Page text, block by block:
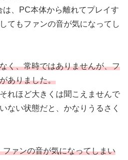
、PC本体から離れてプレイす
てもファンの音が気になってし
く、常時ではありませんが、フ
ありました。
れほど大きくは聞こえませんで
ない状態だと、かなりうるさく
ァンの音が気になってしまい